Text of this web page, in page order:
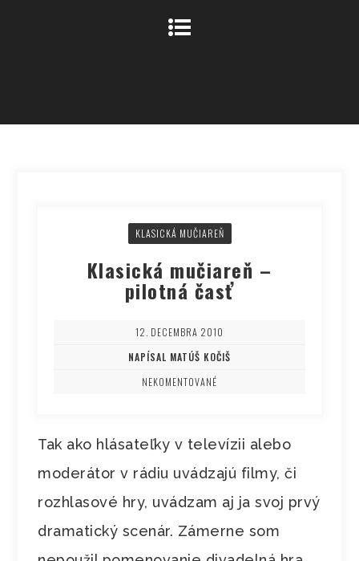
KLASICKÁ MUČIAREŇ
Klasická mučiareň –
pilotná časť
12. DECEMBRA 2010
NAPÍSAL MATÚŠ KOČIŠ
NEKOMENTOVANÉ
Tak ako hlásateľky v televízii alebo
moderátor v rádiu uvádzajú filmy, či
rozhlasové hry, uvádzam aj ja svoj prvý
dramatický scenár. Zámerne som